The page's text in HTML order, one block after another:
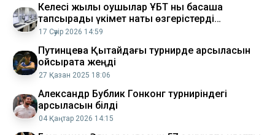
Келесі жылы оқушылар ҰБТ ны басқаша
тапсырады үкімет нақты өзгерістерді
жариялады
17 Сәуір 2026 14:59
Путинцева Қытайдағы турнирде қарсыласын
ойсырата жеңді
27 Қазан 2025 18:06
Александр Бублик Гонконг турниріндегі
қарсыласын білді
04 Қаңтар 2026 14:15